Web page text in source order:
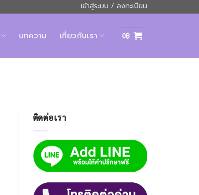
เข้าสู่ระบบ / ลงทะเบียน
บทความ เกี่ยวกับเรา 0฿
ติดต่อเรา